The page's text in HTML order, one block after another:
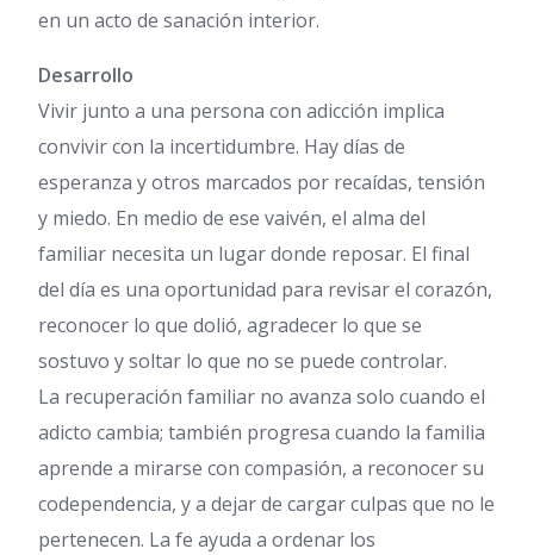
en un acto de sanación interior.
Desarrollo
Vivir junto a una persona con adicción implica
convivir con la incertidumbre. Hay días de
esperanza y otros marcados por recaídas, tensión
y miedo. En medio de ese vaivén, el alma del
familiar necesita un lugar donde reposar. El final
del día es una oportunidad para revisar el corazón,
reconocer lo que dolió, agradecer lo que se
sostuvo y soltar lo que no se puede controlar.
La recuperación familiar no avanza solo cuando el
adicto cambia; también progresa cuando la familia
aprende a mirarse con compasión, a reconocer su
codependencia, y a dejar de cargar culpas que no le
pertenecen. La fe ayuda a ordenar los